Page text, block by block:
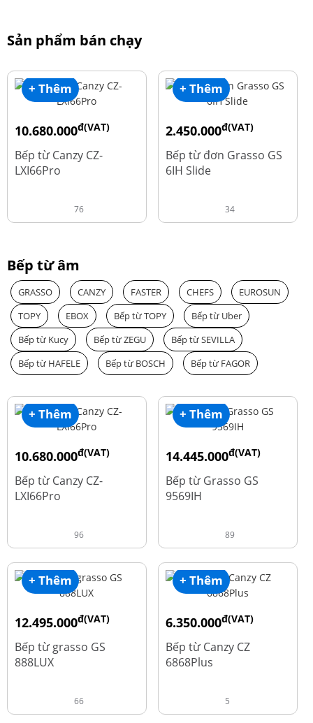
Sản phẩm bán chạy
+ Thêm
10.680.000đ(VAT)
15.980.000
Bếp từ Canzy CZ-
LXI66Pro
76
+ Thêm
2.450.000đ(VAT)
3.560.000
Bếp từ đơn Grasso GS
6IH Slide
34
Bếp từ âm
GRASSO CANZY FASTER CHEFS
EUROSUN
TOPY
EBOX Bếp từ TOPY
Bếp từ Uber
Bếp từ Kucy
Bếp từ ZEGU
Bếp từ SEVILLA
Bếp từ HAFELE
Bếp từ BOSCH Bếp từ FAGOR
+ Thêm
10.680.000đ(VAT)
15.980.000
Bếp từ Canzy CZ-
LXI66Pro
96
+ Thêm
14.445.000đ(VAT)
19.260.000
Bếp từ Grasso GS
9569IH
89
+ Thêm
12.495.000đ(VAT)
16.660.000
Bếp từ grasso GS
888LUX
66
+ Thêm
6.350.000đ(VAT)
15.980.000
Bếp từ Canzy CZ
6868Plus
5